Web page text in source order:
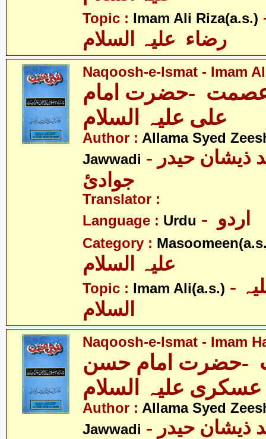
Topic : Imam Ali Riza(a.s.)
رضاء علیہ السلام
Naqoosh-e-Ismat - Imam
-حضرت امام
علی علیہ السلام
Author : Allama Syed
Jawwadi - علامہ سیّد ذیشان حیدر
جوادئ
Translator :
Language : Urdu
Category :
Topic : Imam Ali(a.s.) - امام علی علیہ
السلام
Naqoosh-e-Ismat - Imam
-حضرت امام حسن
عسکری علیہ السلام
Author : Allama Syed
Jawwadi - علامہ سیّد ذیشان حیدر